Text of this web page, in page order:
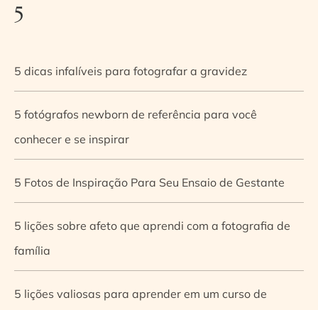
5
5 dicas infalíveis para fotografar a gravidez
5 fotógrafos newborn de referência para você
conhecer e se inspirar
5 Fotos de Inspiração Para Seu Ensaio de Gestante
5 lições sobre afeto que aprendi com a fotografia de
família
5 lições valiosas para aprender em um curso de